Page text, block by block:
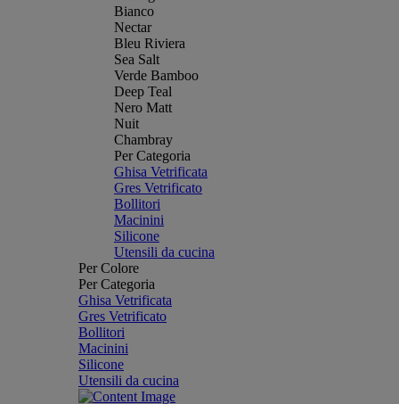
Bianco
Nectar
Bleu Riviera
Sea Salt
Verde Bamboo
Deep Teal
Nero Matt
Nuit
Chambray
Per Categoria
Ghisa Vetrificata
Gres Vetrificato
Bollitori
Macinini
Silicone
Utensili da cucina
Per Colore
Per Categoria
Ghisa Vetrificata
Gres Vetrificato
Bollitori
Macinini
Silicone
Utensili da cucina